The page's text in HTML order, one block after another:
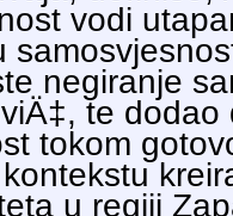
vodi
negiranje
te dodao
tokom
u regiji